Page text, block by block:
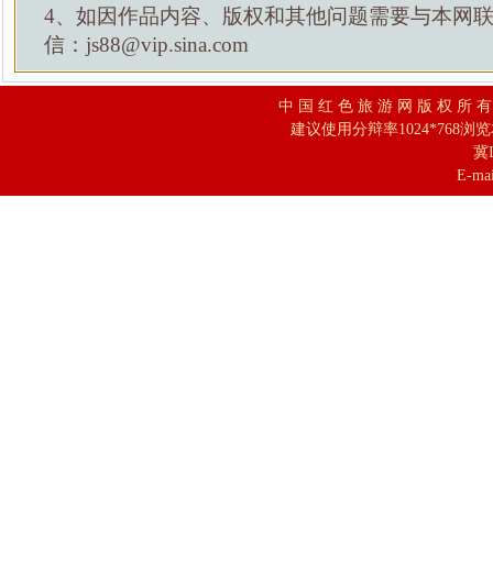
4、如因作品内容、版权和其他问题需要与本网
信：js88@vip.sina.com
中 国 红 色 旅 游 网 版 权 所
建议使用分辩率1024*768浏
冀
E-